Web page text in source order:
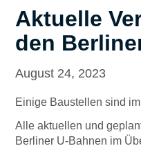
Aktuelle
den
August 24, 2023
Einige Baustellen sind
Alle aktuellen und
Berliner U-Bahnen im